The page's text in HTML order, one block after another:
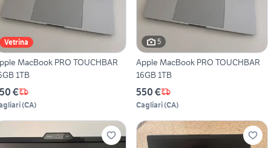
Vetrina
MacBook PRO TOUCHBAR
1TB
€
(CA)
5
Apple MacBook PRO TOUCHBAR
16GB 1TB
550 €
Cagliari(CA)